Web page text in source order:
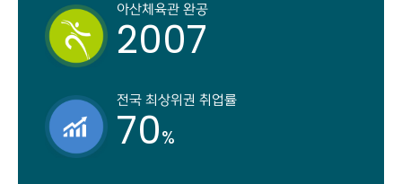
아산체육관 완공
2007
전국 최상위권 취업률
70%